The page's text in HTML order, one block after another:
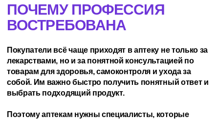
ПОЧЕМУ ПРОФЕССИЯ
ВОСТРЕБОВАНА
Покупатели всё чаще приходят в аптеку не только за
лекарствами, но и за понятной консультацией по
товарам для здоровья, самоконтроля и ухода за
собой. Им важно быстро получить понятный ответ и
выбрать подходящий продукт.
Поэтому аптекам нужны специалисты, которые